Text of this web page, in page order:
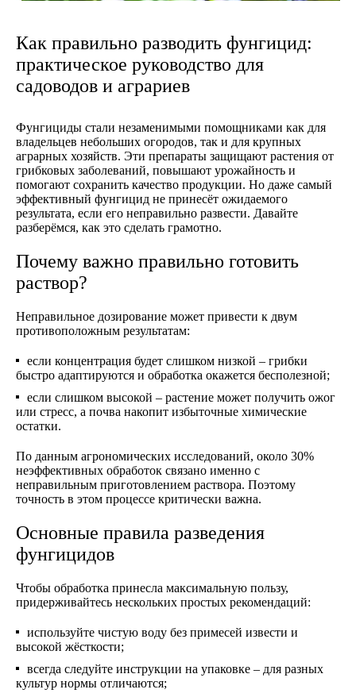
Как правильно разводить фунгицид:
практическое руководство для
садоводов и аграриев
Фунгициды стали незаменимыми помощниками как для
владельцев небольших огородов, так и для крупных
аграрных хозяйств. Эти препараты защищают растения от
грибковых заболеваний, повышают урожайность и
помогают сохранить качество продукции. Но даже самый
эффективный фунгицид не принесёт ожидаемого
результата, если его неправильно развести. Давайте
разберёмся, как это сделать грамотно.
Почему важно правильно готовить
раствор?
Неправильное дозирование может привести к двум
противоположным результатам:
если концентрация будет слишком низкой – грибки
быстро адаптируются и обработка окажется бесполезной;
если слишком высокой – растение может получить ожог
или стресс, а почва накопит избыточные химические
остатки.
По данным агрономических исследований, около 30%
неэффективных обработок связано именно с
неправильным приготοвлением раствора. Поэтому
точность в этом процессе критически важна.
Основные правила разведения
фунгицидов
Чтобы обработка принесла максимальную пользу,
придерживайтесь нескольких простых рекомендаций:
используйте чистую воду без примесей извести и
высокой жёсткости;
всегда следуйте инструкции на упаковке – для разных
культур нормы отличаются;